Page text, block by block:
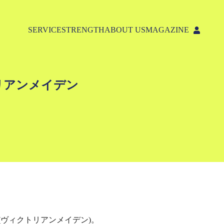
SERVICESTRENGTHABOUT USMAGAZINE
ンメイデン
ィクトリアンメイデン)。